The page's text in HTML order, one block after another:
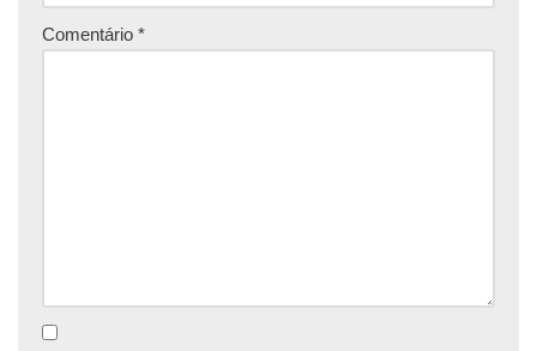
Comentário *